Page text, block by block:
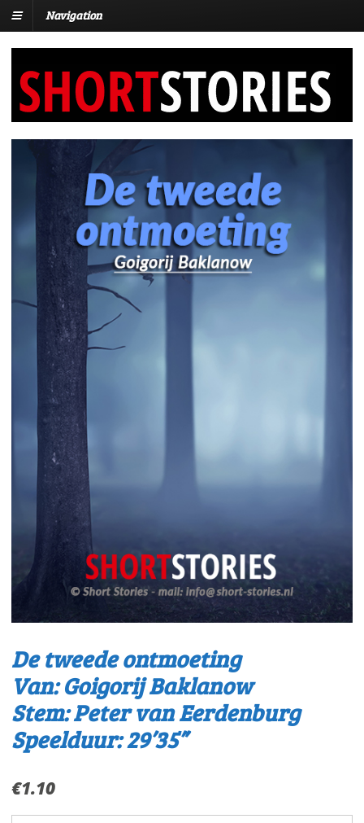
Navigation
De tweede ontmoeting
Van: Goigorij Baklanow
Stem: Peter van Eerdenburg
Speelduur: 29’35”
€1.10